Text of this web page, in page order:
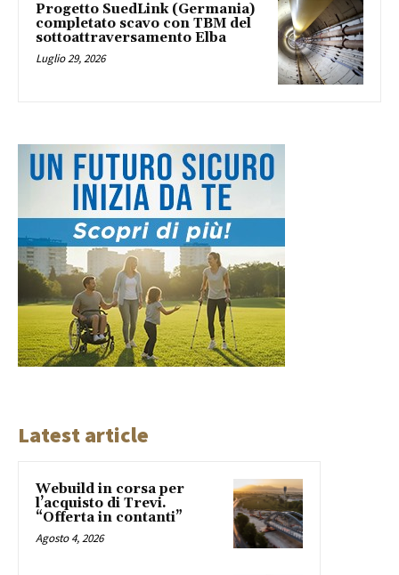
Progetto SuedLink (Germania)
completato scavo con TBM del
sottoattraversamento Elba
Luglio 29, 2026
Latest article
Webuild in corsa per
l’acquisto di Trevi.
“Offerta in contanti”
Agosto 4, 2026